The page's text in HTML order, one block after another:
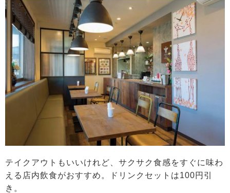
テイクアウトもいいけれど、サクサク食感をすぐに味わ
える店内飲食がおすすめ。ドリンクセットは100円引
き。